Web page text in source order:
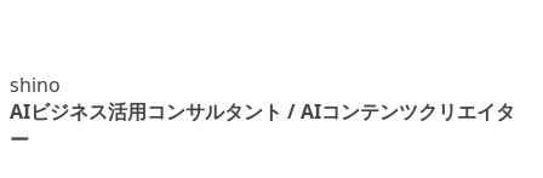
shino
AIビジネス活用コンサルタント / AIコンテンツクリエイタ
ー